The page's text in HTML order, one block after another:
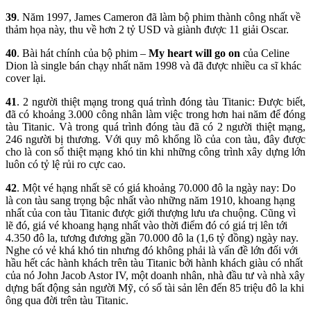
39. Năm 1997, James Cameron đã làm bộ phim thành công nhất về
thảm họa này, thu về hơn 2 tỷ USD và giành được 11 giải Oscar.
40. Bài hát chính của bộ phim – My heart will go on của Celine
Dion là single bán chạy nhất năm 1998 và đã được nhiều ca sĩ khác
cover lại.
41. 2 người thiệt mạng trong quá trình đóng tàu Titanic: Được biết,
đã có khoảng 3.000 công nhân làm việc trong hơn hai năm để đóng
tàu Titanic. Và trong quá trình đóng tàu đã có 2 người thiệt mạng,
246 người bị thương. Với quy mô khổng lồ của con tàu, đây được
cho là con số thiệt mạng khó tin khi những công trình xây dựng lớn
luôn có tỷ lệ rủi ro cực cao.
42. Một vé hạng nhất sẽ có giá khoảng 70.000 đô la ngày nay: Do
là con tàu sang trọng bậc nhất vào những năm 1910, khoang hạng
nhất của con tàu Titanic được giới thượng lưu ưa chuộng. Cũng vì
lẽ đó, giá vé khoang hạng nhất vào thời điểm đó có giá trị lên tới
4.350 đô la, tương đương gần 70.000 đô la (1,6 tỷ đồng) ngày nay.
Nghe có vẻ khá khó tin nhưng đó không phải là vấn đề lớn đối với
hầu hết các hành khách trên tàu Titanic bởi hành khách giàu có nhất
của nó John Jacob Astor IV, một doanh nhân, nhà đầu tư và nhà xây
dựng bất động sản người Mỹ, có số tài sản lên đến 85 triệu đô la khi
ông qua đời trên tàu Titanic.